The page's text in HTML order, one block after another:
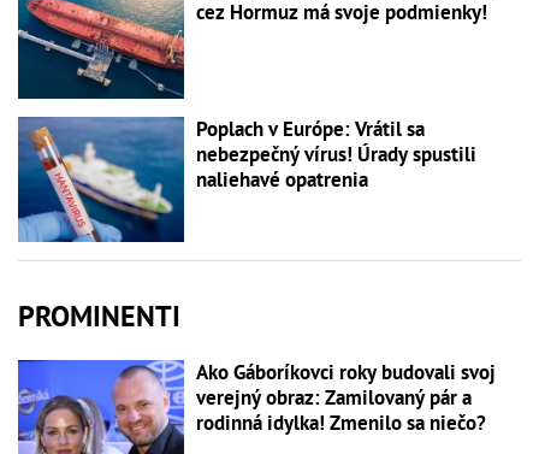
cez Hormuz má svoje podmienky!
Poplach v Európe: Vrátil sa
nebezpečný vírus! Úrady spustili
naliehavé opatrenia
PROMINENTI
Ako Gáboríkovci roky budovali svoj
verejný obraz: Zamilovaný pár a
rodinná idylka! Zmenilo sa niečo?